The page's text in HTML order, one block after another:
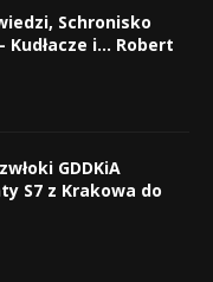
Schronisko
Kudłacze i… Robert
GDDKiA
S7 z Krakowa do